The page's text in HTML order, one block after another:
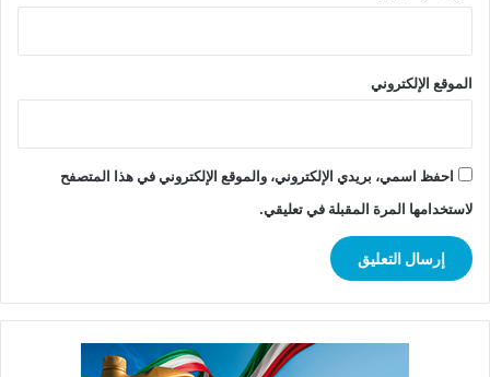
الموقع الإلكتروني
احفظ اسمي، بريدي الإلكتروني، والموقع الإلكتروني في هذا المتصفح
لاستخدامها المرة المقبلة في تعليقي.